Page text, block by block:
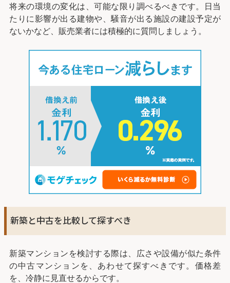
将来の環境の変化は、可能な限り調べるべきです。日当
たりに影響が出る建物や、騒音が出る施設の建設予定が
ないかなど、販売業者には積極的に質問しましょう。
新築と中古を比較して探すべき
新築マンションを検討する際は、広さや設備が似た条件
の中古マンションを、あわせて探すべきです。価格差
を、冷静に見直せるからです。